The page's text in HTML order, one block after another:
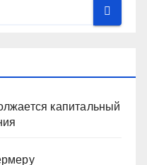
капитальный